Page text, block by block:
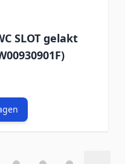
SLOT gelakt